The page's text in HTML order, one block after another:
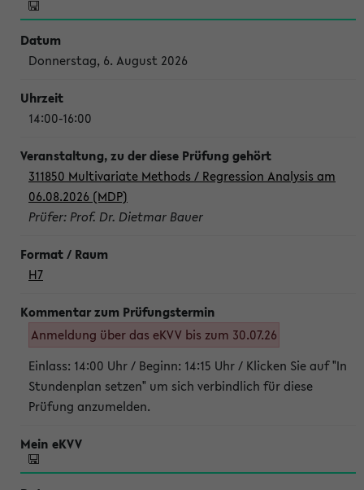
Donnerstag, 6. August 2026
14:00-16:00
311850 Multivariate Methods / Regression Analysis am
06.08.2026 (MDP)
Prüfer: Prof. Dr. Dietmar Bauer
H7
Anmeldung über das eKVV bis zum 30.07.26
Einlass: 14:00 Uhr / Beginn: 14:15 Uhr / Klicken Sie auf "In
Stundenplan setzen" um sich verbindlich für diese
Prüfung anzumelden.